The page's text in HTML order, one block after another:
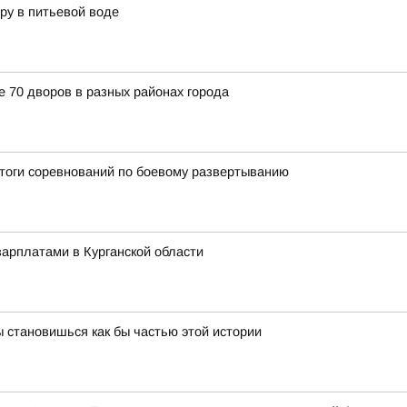
в питьевой воде
70 дворов в разных районах города
соревнований по боевому развертыванию
в Курганской области
как бы частью этой истории